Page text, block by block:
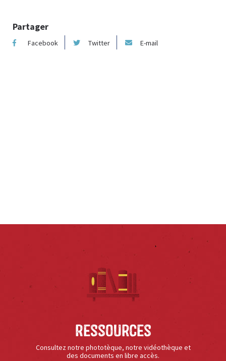
Partager
Facebook Twitter E-mail
Ressources
Consultez notre phototèque, notre vidéothèque et
des documents en libre accès.